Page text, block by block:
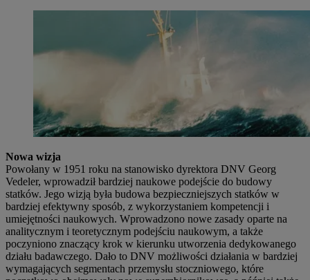
Nowa wizja
Powołany w 1951 roku na stanowisko dyrektora DNV Georg
Vedeler, wprowadził bardziej naukowe podejście do budowy
statków. Jego wizją była budowa bezpieczniejszych statków w
bardziej efektywny sposób, z wykorzystaniem kompetencji i
umiejętności naukowych. Wprowadzono nowe zasady oparte na
analitycznym i teoretycznym podejściu naukowym, a także
poczyniono znaczący krok w kierunku utworzenia dedykowanego
działu badawczego. Dało to DNV możliwości działania w bardziej
wymagających segmentach przemysłu stoczniowego, które